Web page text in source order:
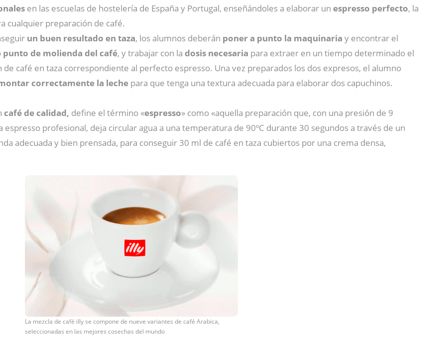
en las escuelas de hostelería de España y Portugal, enseñándoles a elaborar un espresso perfecto, la
cualquier preparación de café.
un buen resultado en taza, los alumnos deberán poner a punto la maquinaria y encontrar el
punto de molienda del café, y trabajar con la dosis necesaria para extraer en un tiempo determinado el
de café en taza correspondiente al perfecto espresso. Una vez preparados los dos expresos, el alumno
correctamente la leche para que tenga una textura adecuada para elaborar dos capuchinos.
café de calidad, define el término «espresso» como «aquella preparación que, con una presión de 9
profesional, deja circular agua a una temperatura de 90ºC durante 30 segundos a través de un
adecuada y bien prensada, para conseguir 30 ml de café en taza cubiertos por una crema densa,
La mezcla de café illy se compone de nueve variantes de café Arabica,
seleccionadas en las mejores cosechas del mundo